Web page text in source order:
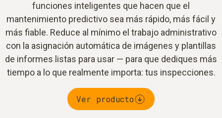
funciones inteligentes que hacen que el
mantenimiento predictivo sea más rápido, más fácil y
más fiable. Reduce al mínimo el trabajo administrativo
con la asignación automática de imágenes y plantillas
de informes listas para usar — para que dediques más
tiempo a lo que realmente importa: tus inspecciones.
Ver producto